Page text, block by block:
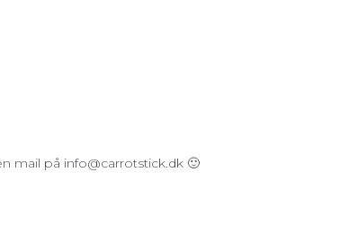
mail på info@carrotstick.dk 🙂